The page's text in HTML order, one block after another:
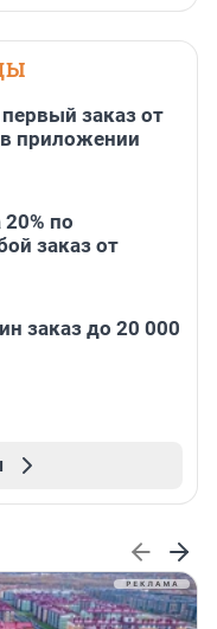
заказ от
приложении
20% по
заказ от
заказ до 20 000